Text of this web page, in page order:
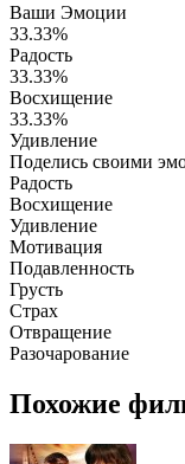
Ваши Эмоции
33.33%
Радость
33.33%
Восхищение
33.33%
Удивление
Поделись своими
Радость
Восхищение
Удивление
Мотивация
Подавленность
Грусть
Страх
Отвращение
Разочарование
Похожие